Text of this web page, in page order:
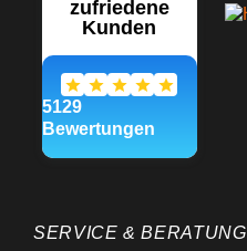
SERVICE & BERATUNG